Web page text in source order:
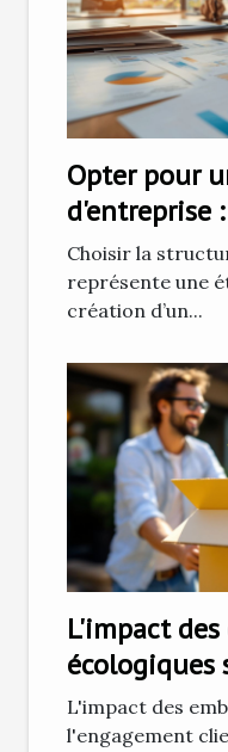
Opter pour
d'entreprise
juridiques ?
Choisir la
représente une
création d’un...
L'impact
écologiques
client
L'impact des
l'engagement